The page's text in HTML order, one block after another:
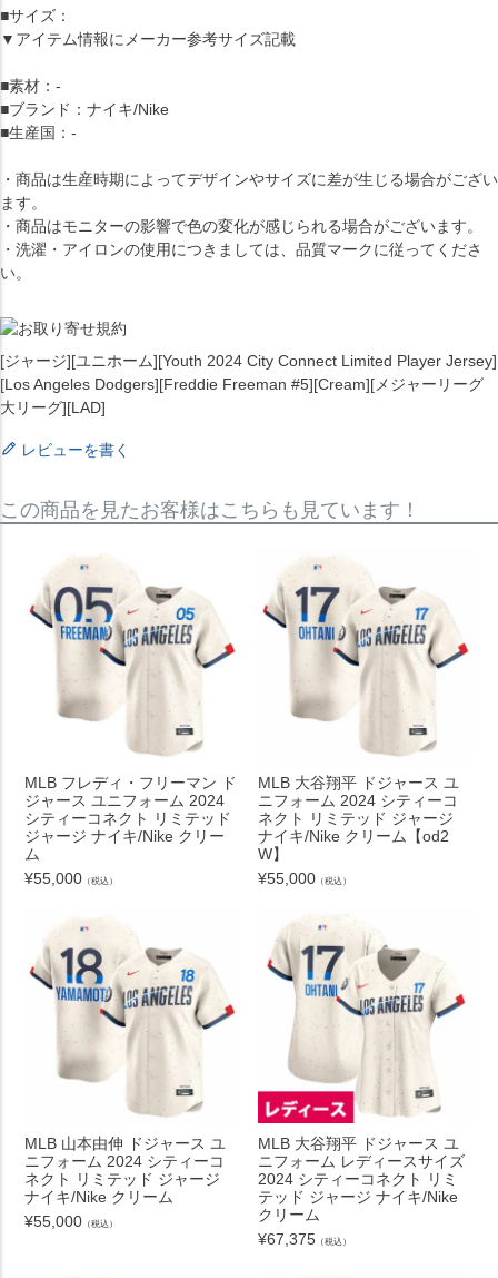
■サイズ：
▼アイテム情報にメーカー参考サイズ記載
■素材：-
■ブランド：ナイキ/Nike
■生産国：-
・商品は生産時期によってデザインやサイズに差が生じる場合がござい
ます。
・商品はモニターの影響で色の変化が感じられる場合がございます。
・洗濯・アイロンの使用につきましては、品質マークに従ってくださ
い。
[ジャージ][ユニホーム][Youth 2024 City Connect Limited Player Jersey]
[Los Angeles Dodgers][Freddie Freeman #5][Cream][メジャーリーグ
大リーグ][LAD]
レビューを書く
この商品を見たお客様はこちらも見ています！
MLB フレディ・フリーマン ド
ジャース ユニフォーム 2024
シティーコネクト リミテッド
ジャージ ナイキ/Nike クリー
ム
¥55,000 （税込）
MLB 大谷翔平 ドジャース ユ
ニフォーム 2024 シティーコ
ネクト リミテッド ジャージ
ナイキ/Nike クリーム【od2
W】
¥55,000 （税込）
MLB 山本由伸 ドジャース ユ
ニフォーム 2024 シティーコ
ネクト リミテッド ジャージ
ナイキ/Nike クリーム
¥55,000 （税込）
MLB 大谷翔平 ドジャース ユ
ニフォーム レディースサイズ
2024 シティーコネクト リミ
テッド ジャージ ナイキ/Nike
クリーム
¥67,375 （税込）